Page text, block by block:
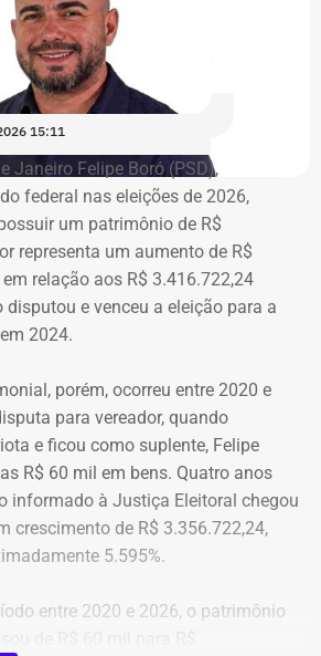
15:11
Janeiro Felipe Boró (PSD),
federal nas eleições de 2026,
um patrimônio de R$
representa um aumento de R$
relação aos R$ 3.416.722,24
e venceu a eleição para a
2024.
porém, ocorreu entre 2020 e
para vereador, quando
e ficou como suplente, Felipe
R$ 60 mil em bens. Quatro anos
informado à Justiça Eleitoral chegou
crescimento de R$ 3.356.722,24,
5.595%.
entre 2020 e 2026, o patrimônio